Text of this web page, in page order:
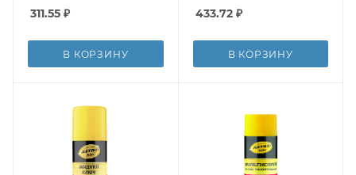
311.55 ₽
В КОРЗИНУ
433.72₽
В КОРЗИНУ